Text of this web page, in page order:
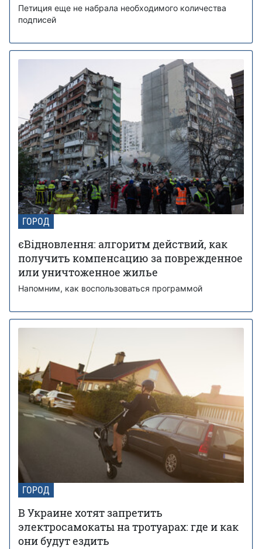
Петиция еще не набрала необходимого количества
подписей
ГОРОД
єВідновлення: алгоритм действий, как
получить компенсацию за поврежденное
или уничтоженное жилье
Напомним, как воспользоваться программой
ГОРОД
В Украине хотят запретить
электросамокаты на тротуарах: где и как
они будут ездить